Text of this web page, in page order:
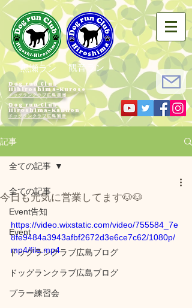
黒瀬ラン 観音ラン
Dog run Club
Hihiroshima-Kurose
ドッグランクラブ広島黒瀬
Dog run Club
Hiroshima-Kannon
​ドッグランクラブ広島観音
記事
全ての記事
Event告知
Event
ドッグランクラブ広島ブログ
ドッグランクラブ広島ブログ
プラー練習会
全ての記事
今日も元気に営業してます🐶🐶
https://video.wixstatic.com/video/755584_7e
8fe9484a3943afbf2672d3e6ce7c62/1080p/
mp4/file.mp4